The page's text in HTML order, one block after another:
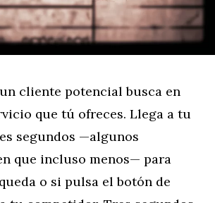
cliente potencial busca en
que tú ofreces. Llega a tu
segundos —algunos
que incluso menos— para
o si pulsa el botón de